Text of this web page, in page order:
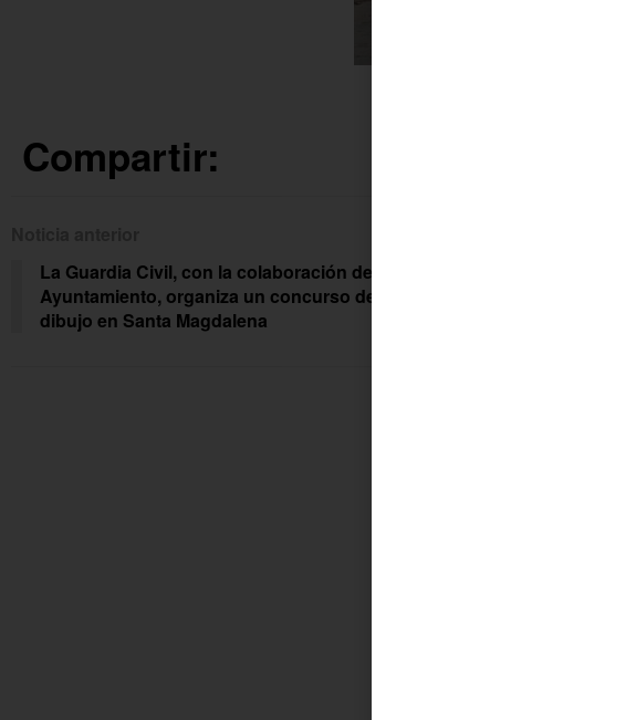
Compartir:
La Guardia Civil, con la colaboración del
Ayuntamiento, organiza un concurso de
dibujo en Santa Magdalena